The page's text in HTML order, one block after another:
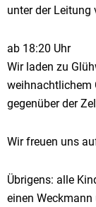
unter der Leitung
ab 18:20 Uhr
Wir laden zu
weihnachtlichem
gegenüber der
Wir freuen uns
Übrigens: alle
einen